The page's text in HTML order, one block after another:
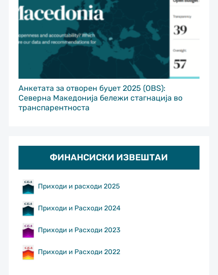
Анкетата за отворен буџет 2025 (OBS):
Северна Македонија бележи стагнација во
транспарентноста
ФИНАНСИСКИ ИЗВЕШТАИ
Приходи и расходи 2025
Приходи и Расходи 2024
Приходи и Расходи 2023
Приходи и Расходи 2022